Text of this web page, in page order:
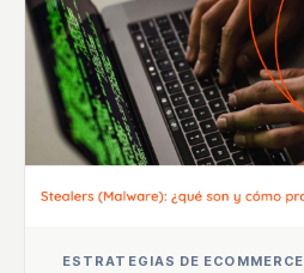
ESTRATEGIAS DE ECOMMERCE